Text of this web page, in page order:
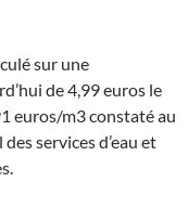
sur une
de 4,99 euros le
euros/m3 constaté au
services d’eau et